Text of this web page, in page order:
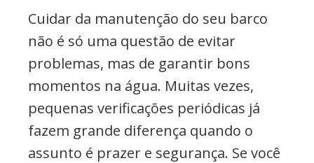
Cuidar da manutenção do seu barco
não é só uma questão de evitar
problemas, mas de garantir bons
momentos na água. Muitas vezes,
pequenas verificações periódicas já
fazem grande diferença quando o
assunto é prazer e segurança. Se você